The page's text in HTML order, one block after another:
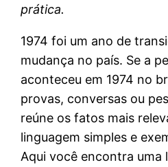
prática.
1974 foi um ano de
mudança no país. Se a
aconteceu em 1974 no
provas, conversas ou
reúne os fatos mais
linguagem simples e
Aqui você encontra uma